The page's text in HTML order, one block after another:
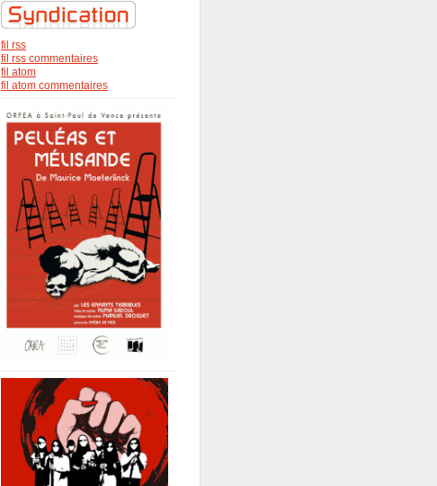
fil rss
fil rss commentaires
fil atom
fil atom commentaires